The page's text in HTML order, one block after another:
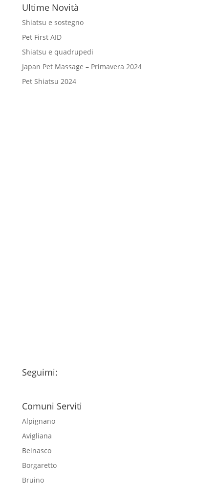
Ultime Novità
Shiatsu e sostegno
Pet First AID
Shiatsu e quadrupedi
Japan Pet Massage – Primavera 2024
Pet Shiatsu 2024
Seguimi:
Comuni Serviti
Alpignano
Avigliana
Beinasco
Borgaretto
Bruino